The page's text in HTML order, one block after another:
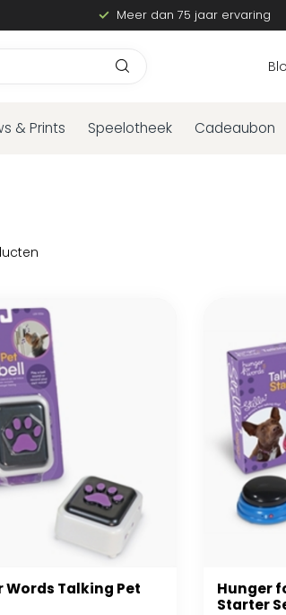
Meer dan 75 jaar ervaring
& Prints Speelotheek Cadeaubon
Words Talking Pet
Hunger
Starter